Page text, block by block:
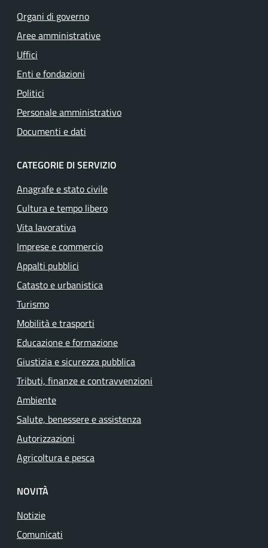
Organi di governo
Aree amministrative
Uffici
Enti e fondazioni
Politici
Personale amministrativo
Documenti e dati
CATEGORIE DI SERVIZIO
Anagrafe e stato civile
Cultura e tempo libero
Vita lavorativa
Imprese e commercio
Appalti pubblici
Catasto e urbanistica
Turismo
Mobilità e trasporti
Educazione e formazione
Giustizia e sicurezza pubblica
Tributi, finanze e contravvenzioni
Ambiente
Salute, benessere e assistenza
Autorizzazioni
Agricoltura e pesca
NOVITÀ
Notizie
Comunicati